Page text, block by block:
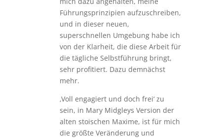
Führungsprinzipien aufzuschreiben,
und in dieser neuen,
superschnellen Umgebung habe ich
von der Klarheit, die diese Arbeit für
die tägliche Selbstführung bringt,
sehr profitiert. Dazu demnächst
mehr.
‚Voll engagiert und doch frei‘ zu
sein, in Mary Midgleys Version der
alten stoischen Maxime, ist für mich
die größte Veränderung und